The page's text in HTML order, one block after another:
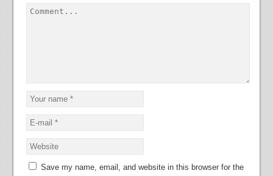
Save my name, email, and website in this browser for the